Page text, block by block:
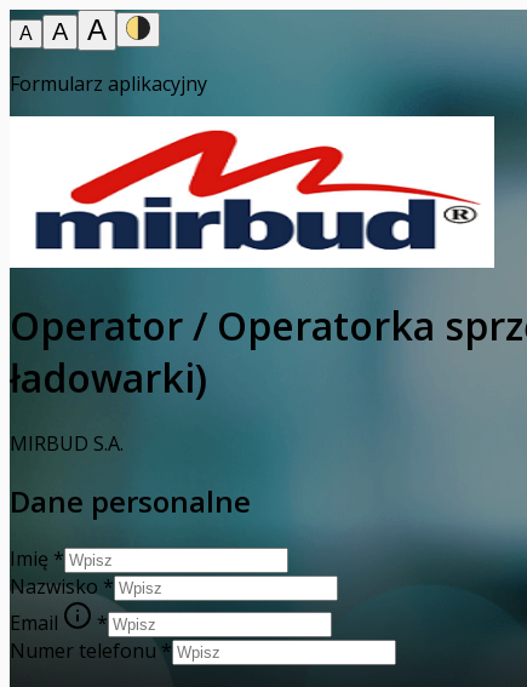
A A A
Formularz aplikacyjny
Operator / Operatorka
ładowarki)
MIRBUD S.A.
Dane personalne
Imię *
Nazwisko *
Email
*
Numer telefonu *